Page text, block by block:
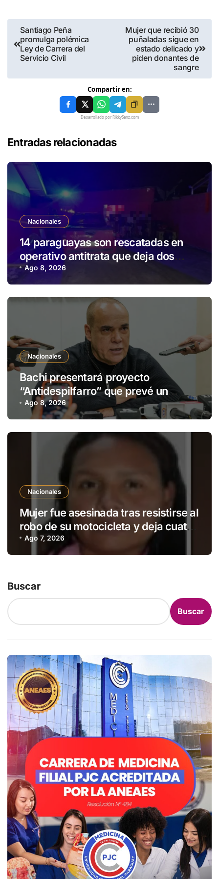
Santiago Peña
promulga polémica
Ley de Carrera del
Servicio Civil
Mujer que recibió 30
puñaladas sigue en
estado delicado y
piden donantes de
sangre
Compartir en:
Desarrollado por RikkySanz.com
Entradas relacionadas
Nacionales
14 paraguayas son rescatadas en
operativo antitrata que deja dos
detenidos en Brasil
Ago 8, 2026
Nacionales
Bachi presentará proyecto
“Antidespilfarro” que prevé un
“shutdown” parcial del Estado por
déficit fiscal
Ago 8, 2026
Nacionales
Mujer fue asesinada tras resistirse al
robo de su motocicleta y deja cuatro
hijos huérfanos en Ypané
Ago 7, 2026
Buscar
Buscar